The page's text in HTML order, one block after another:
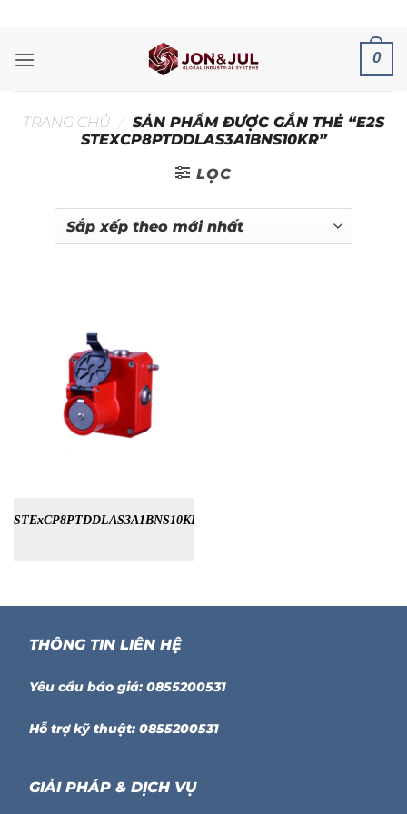
nội
0
TRANG CHỦ / SẢN PHẨM ĐƯỢC GẮN THẺ “E2S
STEXCP8PTDDLAS3A1BNS10KR”
LỌC
STExCP8PTDDLAS3A1BNS10KR
THÔNG TIN LIÊN HỆ
Yêu cầu báo giá: 0855200531
Hỗ trợ kỹ thuật: 0855200531
GIẢI PHÁP & DỊCH VỤ